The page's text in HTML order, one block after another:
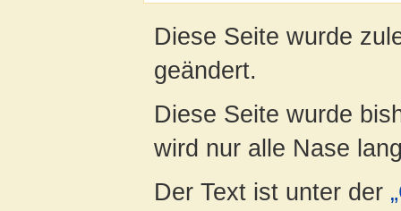
Diese Seite wurde
geändert.
Diese Seite wurde
wird nur alle Nase
Der Text ist unter der